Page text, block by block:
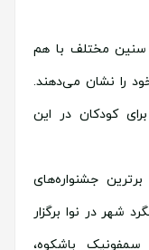
سنین مختلف با هم
را نشان می‌دهند.
کودکان در این
جشنواره‌های
شهر در نوا برگزار
سمفونیک باشکوه،